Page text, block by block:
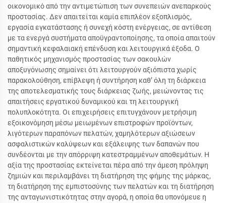
οικονομικό από την αντιμετώπιση των συνεπειών ανεπαρκούς
προστασίας. Δεν απαιτείται καμία επιπλέον εξοπλισμός,
εργασία εγκατάστασης ή συνεχή κόστη ενέργειας, σε αντίθεση
με τα ενεργά συστήματα αποϋγραντοποίησης, τα οποία απαιτούν
σημαντική κεφαλαιακή επένδυση και λειτουργικά έξοδα. Ο
παθητικός μηχανισμός προστασίας των σακουλών
αποξυγόνωσης σημαίνει ότι λειτουργούν αξιόπιστα χωρίς
παρακολούθηση, επίβλεψη ή συντήρηση καθ’ όλη τη διάρκεια
της αποτελεσματικής τους διάρκειας ζωής, μειώνοντας τις
απαιτήσεις εργατικού δυναμικού και τη λειτουργική
πολυπλοκότητα. Οι επιχειρήσεις επιτυγχάνουν μετρήσιμη
εξοικονόμηση μέσω μειωμένων επιστροφών προϊόντων,
λιγότερων παραπόνων πελατών, χαμηλότερων αξιώσεων
ασφαλιστικών καλύψεων και εξάλειψης των δαπανών που
συνδέονται με την απόρριψη κατεστραμμένων αποθεμάτων. Η
αξία της προστασίας εκτείνεται πέρα από την άμεση πρόληψη
ζημιών και περιλαμβάνει τη διατήρηση της φήμης της μάρκας,
τη διατήρηση της εμπιστοσύνης των πελατών και τη διατήρηση
της ανταγωνιστικότητας στην αγορά, η οποία θα υπονόμευε η